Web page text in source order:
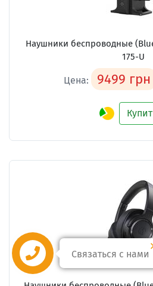
Наушники беспроводные
175-U
Цена: 9499 грн
Связаться с нами